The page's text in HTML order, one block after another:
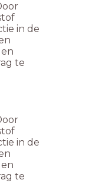
in de
te
in de
te